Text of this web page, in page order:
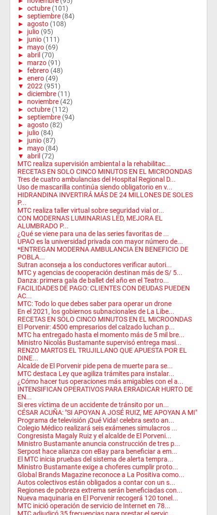
► octubre (101)
► septiembre (84)
► agosto (108)
► julio (95)
► junio (111)
► mayo (69)
► abril (70)
► marzo (91)
► febrero (48)
► enero (49)
▼ 2022 (951)
► diciembre (11)
► noviembre (42)
► octubre (112)
► septiembre (94)
► agosto (82)
► julio (84)
► junio (87)
► mayo (84)
▼ abril (72)
MTC realiza supervisión ambiental a la rehabilitac...
RECETAS EN SOLO CINCO MINUTOS EN EL MICROONDAS
Tres de cuatro ambulancias del Hospital Regional D...
Uso de mascarilla continúa siendo obligatorio en v...
HIDRANDINA INVERTIRÁ MÁS DE 24 MILLONES DE SOLES
P...
MTC realiza taller virtual sobre seguridad vial or...
CON MODERNAS LUMINARIAS LED, MEJORA EL
ALUMBRADO P...
¿Qué se viene para una de las series favoritas de ...
UPAO es la universidad privada con mayor número de...
*ENTREGAN MODERNA AMBULANCIA EN BENEFICIO DE
POBLA...
Sutran aconseja a los conductores verificar autori...
MTC y agencias de cooperación destinan más de S/ 5...
Danza: primera gala de ballet del año en el Teatro...
FACILIDADES DE PAGO: CLIENTES CON DEUDAS PUEDEN
AC...
MTC: Todo lo que debes saber para operar un drone
En el 2021, los gobiernos subnacionales de La Libe...
RECETAS EN SOLO CINCO MINUTOS EN EL MICROONDAS
El Porvenir: 4500 empresarios del calzado luchan p...
MTC ha entregado hasta el momento más de 5 mil bre...
Ministro Nicolás Bustamante supervisó entrega masi...
RENZO MARTOS EL TRUJILLANO QUE APUESTA POR EL
DINE...
Alcalde de El Porvenir pide pena de muerte para se...
MTC destaca Ley que agiliza trámites para instalar...
¿Cómo hacer tus operaciones más amigables con el a...
INTENSIFICAN OPERATIVOS PARA ERRADICAR HURTO DE
EN...
Si eres víctima de un accidente de tránsito por un...
CÉSAR ACUÑA: "SI APOYAN A JOSÉ RUIZ, ME APOYAN A MI"
Programa de televisión ¡Qué Vida! celebra sexto an...
Colegio Médico realizará seis exámenes simulacros ...
Congresista Magaly Ruiz y el alcalde de El Porveni...
Ministro Bustamante anuncia construcción de tres p...
Serpost hace alianza con eBay para beneficiar a em...
El MTC inicia pruebas del sistema de alerta tempra...
Ministro Bustamante exige a choferes cumplir proto...
Global Brands Magazine reconoce a La Positiva como...
Autos colectivos están obligados a contar con un s...
Regiones de pobreza extrema serán beneficiadas con...
Nueva maquinaria en El Porvenir recogerá 120 tonel...
MTC inició operación de servicio de Internet en 78...
MTC adjudicó 35 frecuencias para prestar el servic...